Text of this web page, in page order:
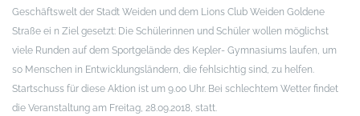
Geschäftswelt der Stadt Weiden und dem Lions Club Weiden Goldene
Straße ei n Ziel gesetzt: Die Schülerinnen und Schüler wollen möglichst
viele Runden auf dem Sportgelände des Kepler- Gymnasiums laufen, um
so Menschen in Entwicklungsländern, die fehlsichtig sind, zu helfen.
Startschuss für diese Aktion ist um 9.00 Uhr. Bei schlechtem Wetter findet
die Veranstaltung am Freitag, 28.09.2018, statt.